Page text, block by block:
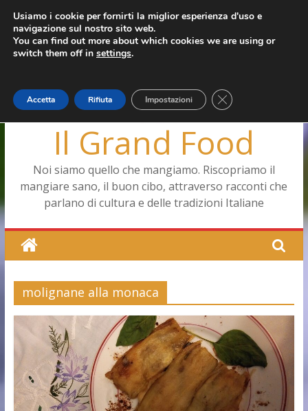
Salta
contenuto
mercoledì, Agosto 5, 2026
Ultimo: Pizza a Corte
Menopausa, una forma smagliante senza età
Capodimonte, ritorna la tavola di corte
Il Grand Food
Noi siamo quello che mangiamo. Riscopriamo il
mangiare sano, il buon cibo, attraverso racconti che
parlano di cultura e delle tradizioni Italiane
molignane alla monaca
Usiamo i cookie per fornirti la miglior esperienza d'uso e
navigazione sul nostro sito web.
You can find out more about which cookies we are using or
switch them off in settings.
Accetta Rifiuta Impostazioni Close GDPR